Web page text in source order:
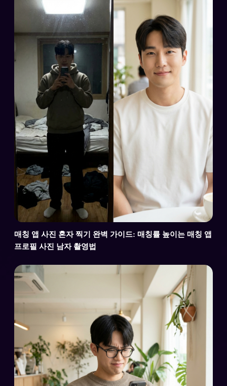
매칭 앱 사진 혼자 찍기 완벽 가이드: 매칭률 높이는 매칭 앱
프로필 사진 남자 촬영법